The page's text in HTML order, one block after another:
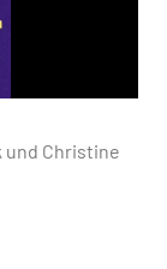
und Christine